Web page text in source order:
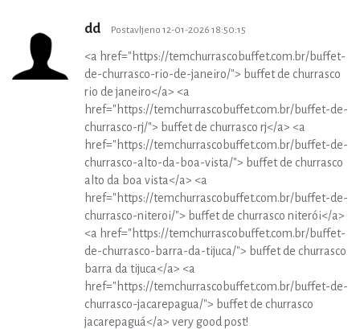
dd Postavljeno 12-01-2026 18:50:15
<a href="https://temchurrascobuffet.com.br/buffet-
de-churrasco-rio-de-janeiro/"> buffet de churrasco
rio de janeiro</a> <a
href="https://temchurrascobuffet.com.br/buffet-de-
churrasco-rj/"> buffet de churrasco rj</a> <a
href="https://temchurrascobuffet.com.br/buffet-de-
churrasco-alto-da-boa-vista/"> buffet de churrasco
alto da boa vista</a> <a
href="https://temchurrascobuffet.com.br/buffet-de-
churrasco-niteroi/"> buffet de churrasco niterói</a>
<a href="https://temchurrascobuffet.com.br/buffet-
de-churrasco-barra-da-tijuca/"> buffet de churrasco
barra da tijuca</a> <a
href="https://temchurrascobuffet.com.br/buffet-de-
churrasco-jacarepagua/"> buffet de churrasco
jacarepaguá</a> very good post!